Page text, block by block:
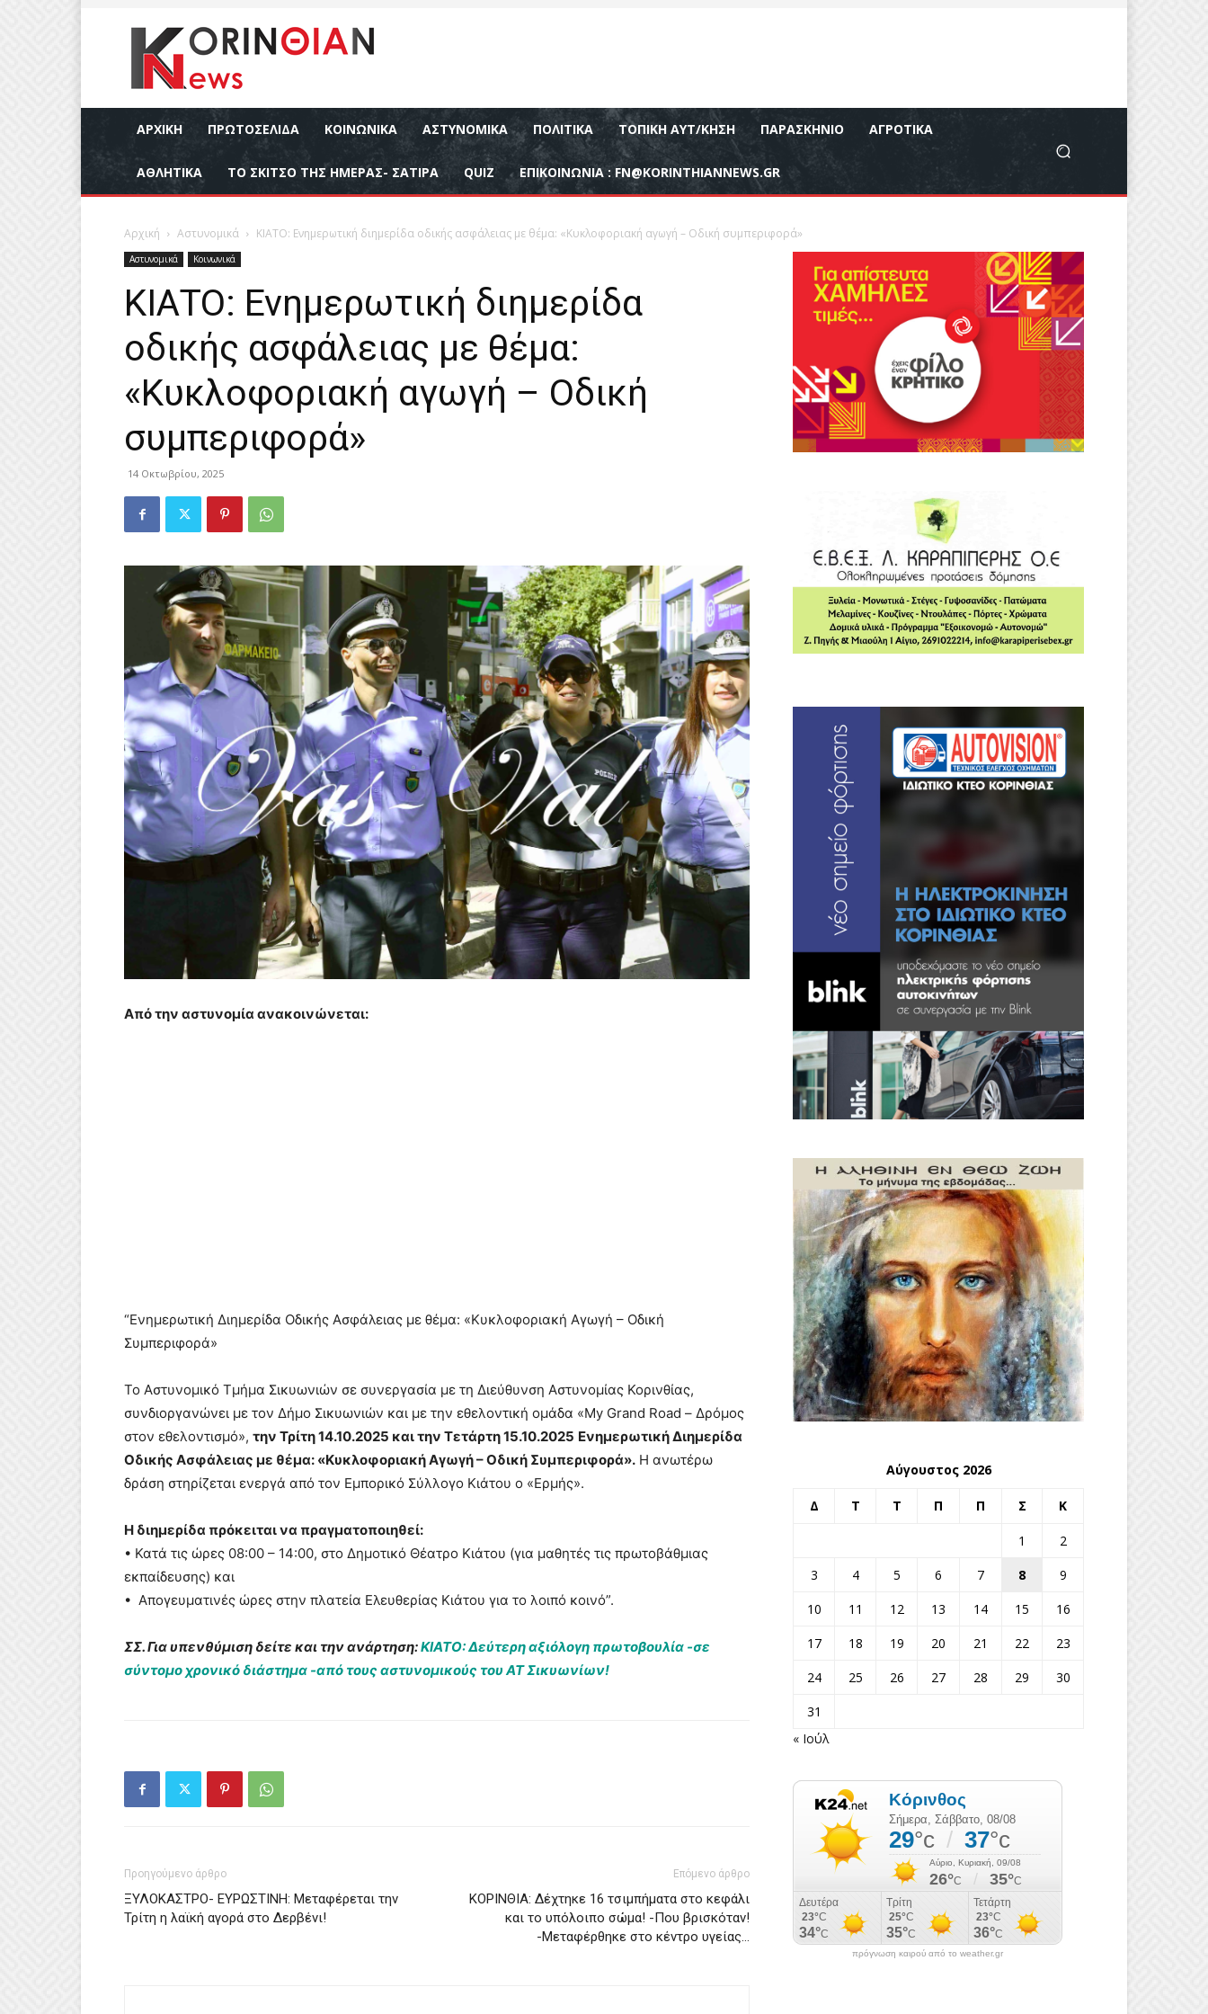
ΑΡΧΙΚΉ ΠΡΩΤΟΣΕΛΙΔΑ ΚΟΙΝΩΝΙΚΆ ΑΣΤΥΝΟΜΙΚΆ ΠΟΛΙΤΙΚΆ ΤΟΠΙΚΉ ΑΥΤ/ΚΗΣΗ ΠΑΡΑΣΚΉΝΙΟ ΑΓΡΟΤΙΚΆ
ΑΘΛΗΤΙΚΆ ΤΟ ΣΚΙΤΣΟ ΤΗΣ ΗΜΕΡΑΣ- ΣΑΤΙΡΑ QUIZ ΕΠΙΚΟΙΝΩΝΊΑ : FN@KORINTHIANNEWS.GR
Αρχική Αστυνομικά ΚΙΑΤΟ: Ενημερωτική διημερίδα οδικής ασφάλειας με θέμα: «Κυκλοφοριακή αγωγή – Οδική συμπεριφορά»
Αστυνομικά Κοινωνικά
ΚΙΑΤΟ: Ενημερωτική διημερίδα
οδικής ασφάλειας με θέμα:
«Κυκλοφοριακή αγωγή – Οδική
συμπεριφορά»
14 Οκτωβρίου, 2025
Από την αστυνομία ανακοινώνεται:
“Ενημερωτική Διημερίδα Οδικής Ασφάλειας με θέμα: «Κυκλοφοριακή Αγωγή – Οδική
Συμπεριφορά»
Το Αστυνομικό Τμήμα Σικυωνιών σε συνεργασία με τη Διεύθυνση Αστυνομίας Κορινθίας,
συνδιοργανώνει με τον Δήμο Σικυωνιών και με την εθελοντική ομάδα «Μy Grand Road – Δρόμος
στον εθελοντισμό», την Τρίτη 14.10.2025 και την Τετάρτη 15.10.2025 Ενημερωτική Διημερίδα
Οδικής Ασφάλειας με θέμα: «Κυκλοφοριακή Αγωγή – Οδική Συμπεριφορά». Η ανωτέρω
δράση στηρίζεται ενεργά από τον Εμπορικό Σύλλογο Κιάτου ο «Ερμής».
Η διημερίδα πρόκειται να πραγματοποιηθεί:
• Κατά τις ώρες 08:00 – 14:00, στο Δημοτικό Θέατρο Κιάτου (για μαθητές τις πρωτοβάθμιας
εκπαίδευσης) και
• Απογευματινές ώρες στην πλατεία Ελευθερίας Κιάτου για το λοιπό κοινό”.
ΣΣ. Για υπενθύμιση δείτε και την ανάρτηση:ΚΙΑΤΟ: Δεύτερη αξιόλογη πρωτοβουλία -σε
σύντομο χρονικό διάστημα -από τους αστυνομικούς του ΑΤ Σικυωνίων!
Προηγούμενο άρθρο
ΞΥΛΟΚΑΣΤΡΟ- ΕΥΡΩΣΤΙΝΗ: Μεταφέρεται την
Τρίτη η λαϊκή αγορά στο Δερβένι!
Επόμενο άρθρο
ΚΟΡΙΝΘΙΑ: Δέχτηκε 16 τσιμπήματα στο κεφάλι
και το υπόλοιπο σώμα! -Που βρισκόταν!
-Μεταφέρθηκε στο κέντρο υγείας…
Αύγουστος 2026
Δ Τ Τ Π Π Σ Κ
1
2
3
4 5 6 7 8
9
10
11 12 13 14 15
16
17
18 19 20 21 22
23
24
25 26 27 28 29
30
31
« Ιούλ
πρόγνωση καιρού από το weather.gr